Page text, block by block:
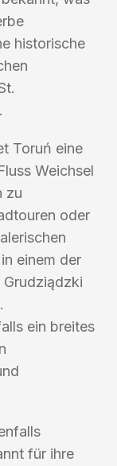
historische
Toruń eine
Weichsel
zu
oder
einem der
ein breites
für ihre